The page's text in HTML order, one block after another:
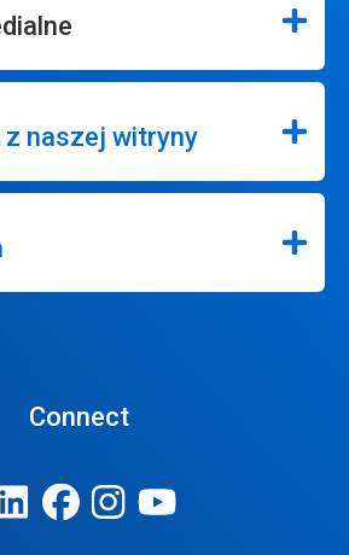
z naszej witryny
Connect